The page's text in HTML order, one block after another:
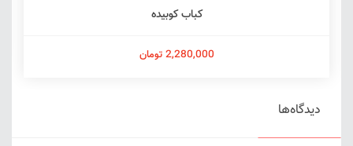
کباب کوبیده
2,280,000 تومان
دیدگاه‌ها